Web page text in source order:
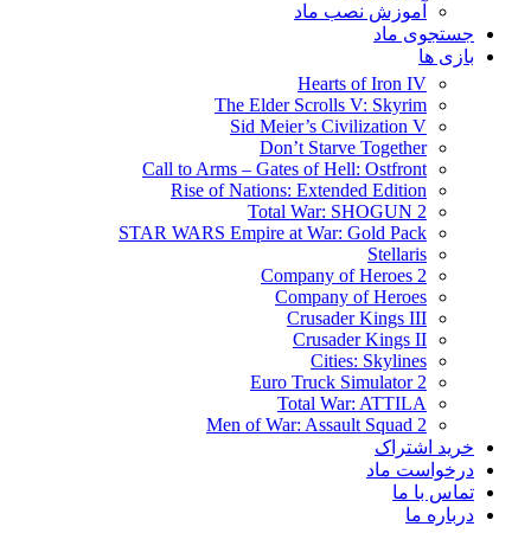
آموزش نصب ماد
جستجوی ماد
بازی ها
Hearts of Iron IV
The Elder Scrolls V: Skyrim
Sid Meier’s Civilization V
Don’t Starve Together
Call to Arms – Gates of Hell: Ostfront
Rise of Nations: Extended Edition
Total War: SHOGUN 2
STAR WARS Empire at War: Gold Pack
Stellaris
Company of Heroes 2
Company of Heroes
Crusader Kings III
Crusader Kings II
Cities: Skylines
Euro Truck Simulator 2
Total War: ATTILA
Men of War: Assault Squad 2
خرید اشتراک
درخواست ماد
تماس با ما
درباره ما